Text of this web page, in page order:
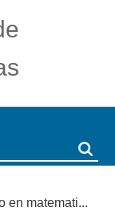
en matemati...